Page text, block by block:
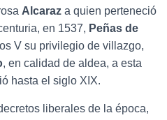
Alcaraz a quien perteneció
en 1537, Peñas de
V su privilegio de villazgo,
, en calidad de aldea, a esta
hasta el siglo XIX.
liberales de la época,